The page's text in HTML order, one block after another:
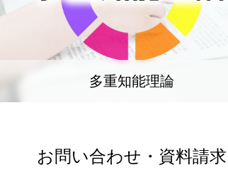
多重知能理論
お問い合わせ・資料請求